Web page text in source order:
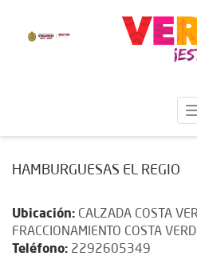
HAMBURGUESAS EL REGIO
Ubicación: CALZADA COSTA
FRACCIONAMIENTO COSTA
Teléfono: 2292605349